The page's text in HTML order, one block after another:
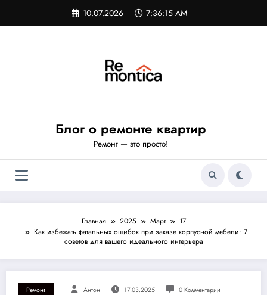
содержимому
10.07.2026 7:36:16 AM
Блог о ремонте квартир
Ремонт — это просто!
Главная 2025 Март
17
Как избежать фатальных ошибок при заказе корпусной мебели: 7
советов для вашего идеального интерьера
Ремонт Антон 17.03.2025 0 Комментарии